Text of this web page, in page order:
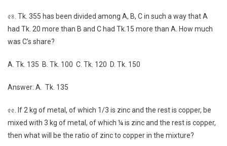
৫৪. Tk. 355 has been divided among A, B, C in such a way that A
had Tk. 20 more than B and C had Tk.15 more than A. How much
was C’s share?
A. Tk. 135 B. Tk. 100 C. Tk. 120 D. Tk. 150
Answer: A. Tk. 135
৫৫. If 2 kg of metal, of which 1/3 is zinc and the rest is copper, be
mixed with 3 kg of metal, of which ¼ is zinc and the rest is copper,
then what will be the ratio of zinc to copper in the mixture?